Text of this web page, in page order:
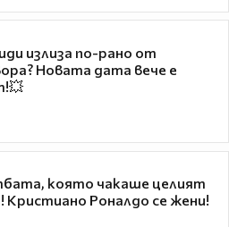
излиза по-рано от
Новата дата вече е
която чакаше целият
Кристиано Роналдо се жени!